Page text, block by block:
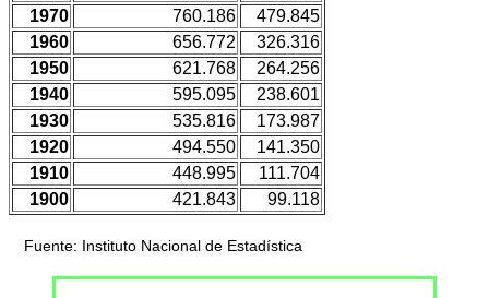
1970
760.186
479.845
1960
656.772
326.316
1950
621.768
264.256
1940
595.095
238.601
1930
535.816
173.987
1920
494.550
141.350
1910
448.995
111.704
1900
421.843 99.118
Fuente: Instituto Nacional de Estadística